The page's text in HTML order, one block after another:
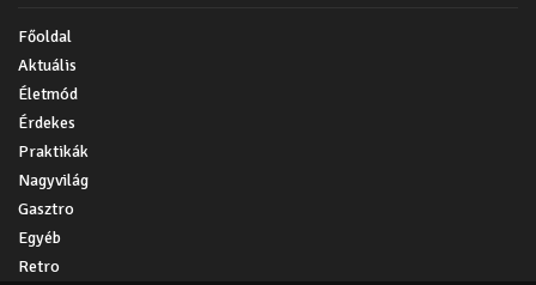
Főoldal
Aktuális
Életmód
Érdekes
Praktikák
Nagyvilág
Gasztro
Egyéb
Retro